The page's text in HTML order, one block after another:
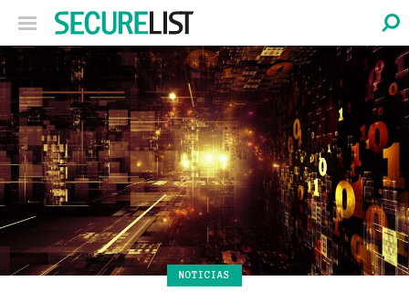
NOTICIAS